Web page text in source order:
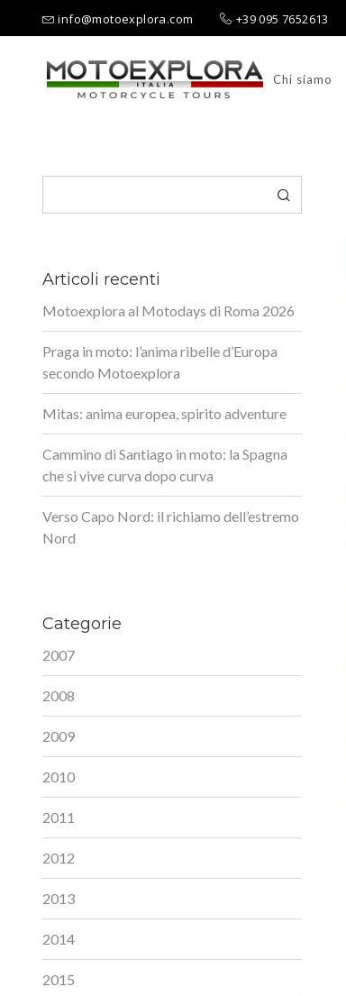
info@motoexplora.com +39 095 7652613
Chi siamo
Articoli recenti
Motoexplora al Motodays di Roma 2026
Praga in moto: l’anima ribelle d’Europa
secondo Motoexplora
Mitas: anima europea, spirito adventure
Cammino di Santiago in moto: la Spagna
che si vive curva dopo curva
Verso Capo Nord: il richiamo dell’estremo
Nord
Categorie
2007
2008
2009
2010
2011
2012
2013
2014
2015